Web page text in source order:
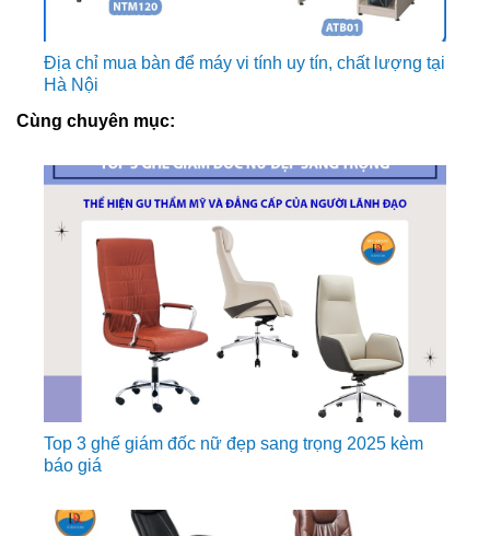
Địa chỉ mua bàn để máy vi tính uy tín, chất lượng tại
Hà Nội
Cùng chuyên mục:
Top 3 ghế giám đốc nữ đẹp sang trọng 2025 kèm
báo giá